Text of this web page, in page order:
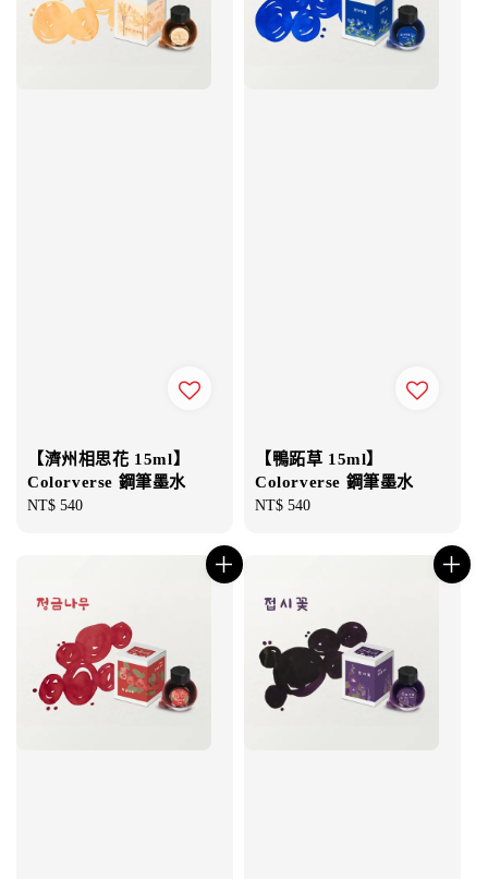
【濟州相思花 15ml】
Colorverse 鋼筆墨水
Regular
NT$ 540
【鴨跖草 15ml】
Colorverse 鋼筆墨水
Regular
NT$ 540